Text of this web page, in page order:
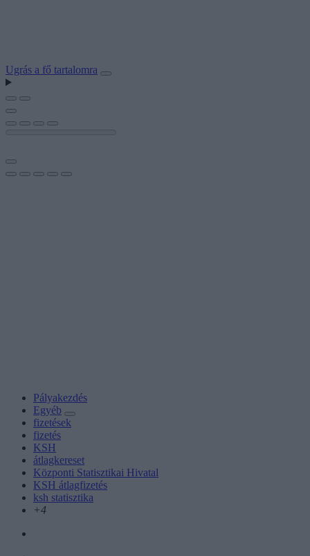
Ugrás a fő tartalomra
Pályakezdés
Egyéb
fizetések
fizetés
KSH
átlagkereset
Központi Statisztikai Hivatal
KSH átlagfizetés
ksh statisztika
+4